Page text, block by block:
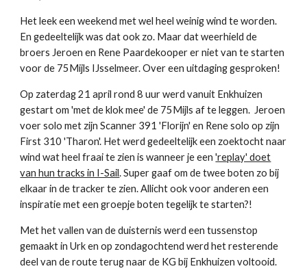
Het leek een weekend met wel heel weinig wind te worden.
En gedeeltelijk was dat ook zo. Maar dat weerhield de
broers Jeroen en Rene Paardekooper er niet van te starten
voor de 75Mijls IJsselmeer. Over een uitdaging gesproken!
Op zaterdag 21 april rond 8 uur werd vanuit Enkhuizen
gestart om 'met de klok mee' de 75Mijls af te leggen. Jeroen
voer solo met zijn Scanner 391 'Florijn' en Rene solo op zijn
First 310 'Tharon'. Het werd gedeeltelijk een zoektocht naar
wind wat heel fraai te zien is wanneer je een'replay' doet
van hun tracks in I-Sail. Super gaaf om de twee boten zo bij
elkaar in de tracker te zien. Allicht ook voor anderen een
inspiratie met een groepje boten tegelijk te starten?!
Met het vallen van de duisternis werd een tussenstop
gemaakt in Urk en op zondagochtend werd het resterende
deel van de route terug naar de KG bij Enkhuizen voltooid.